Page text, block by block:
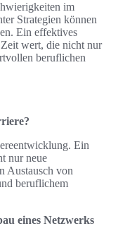
im
Strategien können
Ein effektives
wert, die nicht nur
beruflichen
Ein
nur neue
Austausch von
beruflichem
eines Netzwerks